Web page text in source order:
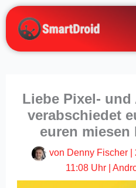
Zum
Inhalt
springen
Liebe Pixel- und
verabschiedet
euren miesen
von Denny Fischer
11:08 Uhr|